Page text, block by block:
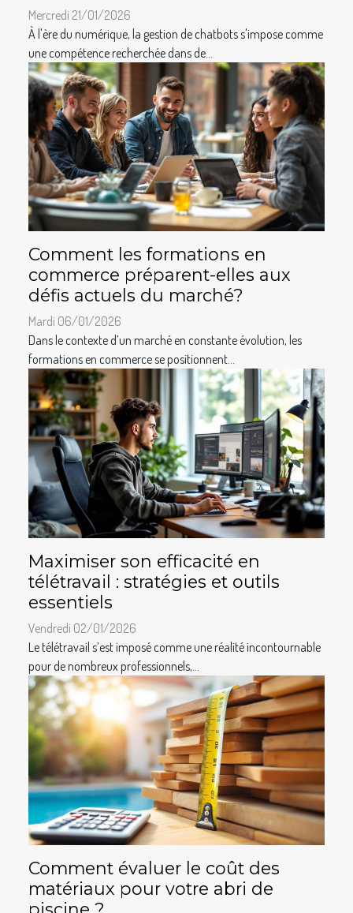
Mercredi 21/01/2026
À l'ère du numérique, la gestion de chatbots s'impose comme
une compétence recherchée dans de...
Comment les formations en
commerce préparent-elles aux
défis actuels du marché?
Mardi 06/01/2026
Dans le contexte d’un marché en constante évolution, les
formations en commerce se positionnent...
Maximiser son efficacité en
télétravail : stratégies et outils
essentiels
Vendredi 02/01/2026
Le télétravail s’est imposé comme une réalité incontournable
pour de nombreux professionnels,...
Comment évaluer le coût des
matériaux pour votre abri de